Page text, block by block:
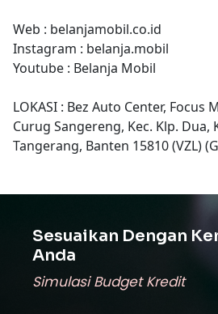
Web : belanjamobil.co.id
Instagram : belanja.mobil
Youtube : Belanja Mobil
LOKASI : Bez Auto Center, Focus
Curug Sangereng, Kec. Klp. Dua,
Tangerang, Banten 15810 (VZL)
Sesuaikan Dengan
Anda
Simulasi Budget Kredit